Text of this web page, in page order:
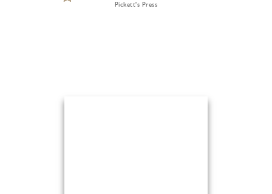
Pickett's Press